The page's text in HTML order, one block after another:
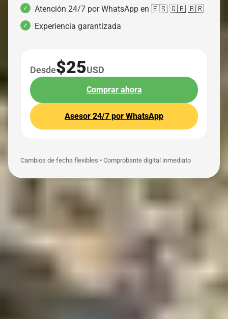
Atención 24/7 por WhatsApp en 🇪🇸 🇬🇧 🇧🇷
Experiencia garantizada
Desde$25USD
Comprar ahora
Asesor 24/7 por WhatsApp
Cambios de fecha flexibles • Comprobante digital inmediato